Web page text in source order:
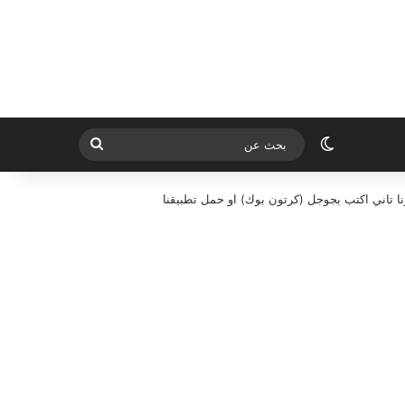
الوضع المظلم
بحث
عن
تاني اكتب بجوجل (كرتون بوك) او حمل تطبيقنا